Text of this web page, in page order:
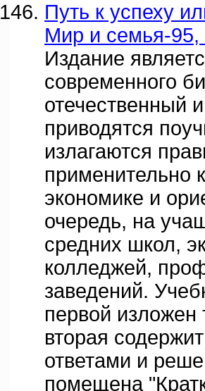
Путь к успеху
Мир и семья-95,
Издание
современного
отечественный
приводятся
излагаются
применительно
экономике и
очередь, на
средних школ,
колледжей,
заведений.
первой изложен
вторая
ответами и
помещена